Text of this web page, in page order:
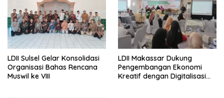
LDII Sulsel Gelar Konsolidasi
Organisasi Bahas Rencana
Muswil ke VIII
LDII Makassar Dukung
Pengembangan Ekonomi
Kreatif dengan Digitalisasi